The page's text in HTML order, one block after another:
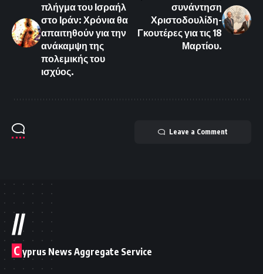
πλήγμα του Ισραήλ
στο Ιράν: Χρόνια θα
απαιτηθούν για την
ανάκαμψη της
πολεμικής του
ισχύος.
συνάντηση
Χριστοδουλίδη-
Γκουτέρες για τις 18
Μαρτίου.
Leave a Comment
//
C yprus News Aggregate Service